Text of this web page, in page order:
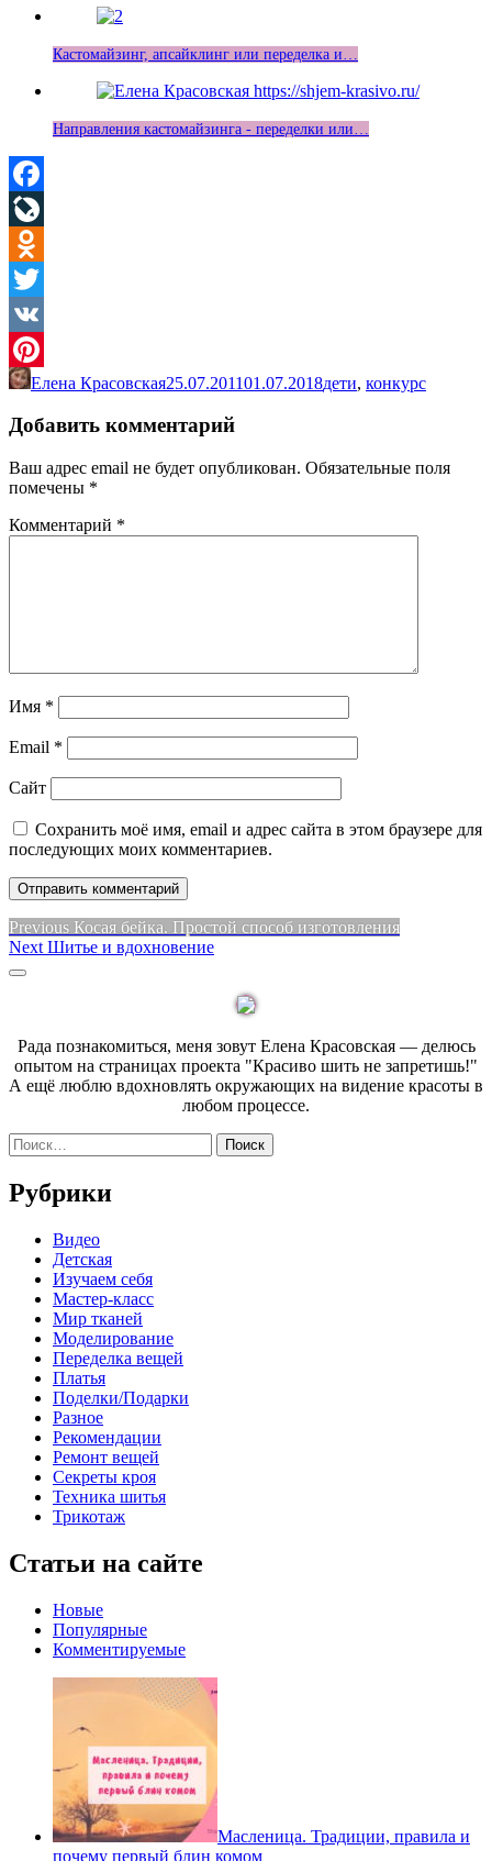
Кастомайзинг, апсайклинг или переделка и…
Направления кастомайзинга - переделки или…
Facebook
LiveJournal
Odnoklassniki
Twitter
VK
Pinterest
Елена Красовская25.07.201101.07.2018дети, конкурс
Добавить комментарий
Ваш адрес email не будет опубликован. Обязательные поля
помечены *
Комментарий *
Имя *
Email *
Сайт
Сохранить моё имя, email и адрес сайта в этом браузере для
последующих моих комментариев.
Навигация
по
Previous Previous
post:
Косая бейка. Простой способ изготовления
Next Next
Шитье и вдохновение
Sidebar
Рада познакомиться, меня зовут Елена Красовская — делюсь
опытом на страницах проекта "Красиво шить не запретишь!"
А ещё люблю вдохновлять окружающих на видение красоты в
любом процессе.
Найти:
Рубрики
Видео
Детская
Изучаем себя
Мастер-класс
Мир тканей
Моделирование
Переделка вещей
Платья
Поделки/Подарки
Разное
Рекомендации
Ремонт вещей
Секреты кроя
Техника шитья
Трикотаж
Статьи на сайте
Новые
Популярные
Комментируемые
Масленица. Традиции, правила и
почему первый блин комом